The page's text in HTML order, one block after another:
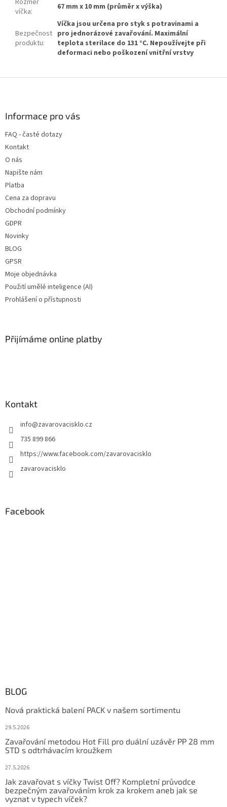
Rozměr
víčka: 67 mm x 10 mm (průměr x výška)
Bezpečnost
produktu:
Víčka jsou určena pro styk s potravinami a
pro jednorázové zavařování. Maximální
teplota sterilace do 131 °C. Nepoužívejte při
deformaci nebo poškození vnitřní vrstvy
Informace pro vás
FAQ - časté dotazy
Kontakt
O nás
Napište nám
Platba
Cena za dopravu
Obchodní podmínky
GDPR
Novinky
BLOG
GPSR
Moje objednávka
Použití umělé inteligence (AI)
Prohlášení o přístupnosti
Přijímáme online platby
Kontakt
info@zavarovacisklo.cz
735 899 866
https://www.facebook.com/zavarovacisklo
zavarovacisklo
Facebook
BLOG
Nová praktická balení PACK v našem sortimentu
29.5.2026
Zavařování metodou Hot Fill pro duální uzávěr PP 28 mm
STD s odtrhávacím kroužkem
27.5.2026
Jak zavařovat s víčky Twist Off? Kompletní průvodce
bezpečným zavařováním krok za krokem aneb jak se
vyznat v typech víček?